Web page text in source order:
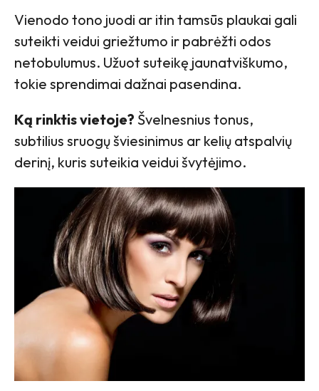
Vienodo tono juodi ar itin tamsūs plaukai gali
suteikti veidui griežtumo ir pabrėžti odos
netobulumus. Užuot suteikę jaunatviškumo,
tokie sprendimai dažnai pasendina.
Ką rinktis vietoje? Švelnesnius tonus,
subtilius sruogų šviesinimus ar kelių atspalvių
derinį, kuris suteikia veidui švytėjimo.